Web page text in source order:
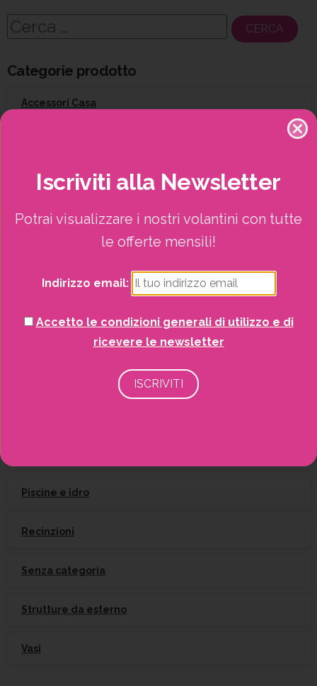
Ricerca
Categorie prodotto
Accessori Casa
Attrezzatura per il giardinaggio
Barbecue
Piscine e idro
Recinzioni
Senza categoria
Strutture da esterno
Vasi
Iscriviti alla Newsletter
Potrai visualizzare i nostri volantini con tutte
le offerte mensili!
Indirizzo email:
Accetto le condizioni generali di utilizzo e di
ricevere le newsletter